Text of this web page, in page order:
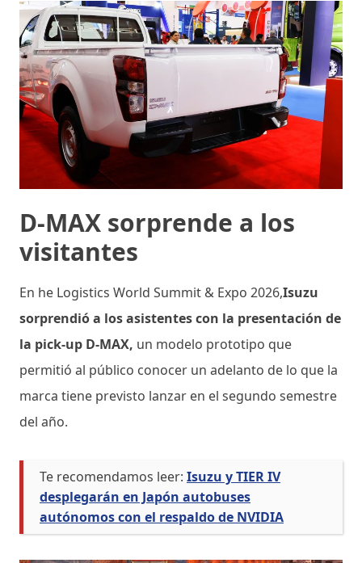
D-MAX sorprende a los
visitantes
En he Logistics World Summit & Expo 2026,Isuzu
sorprendió a los asistentes con la presentación de
la pick-up D-MAX, un modelo prototipo que
permitió al público conocer un adelanto de lo que la
marca tiene previsto lanzar en el segundo semestre
del año.
Te recomendamos leer: Isuzu y TIER IV
desplegarán en Japón autobuses
autónomos con el respaldo de NVIDIA